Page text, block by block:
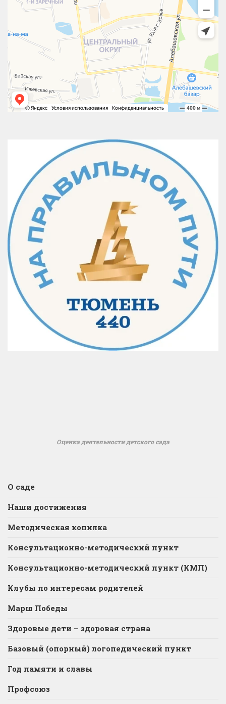
Оценка деятельности детского сада
О саде
Наши достижения
Методическая копилка
Консультационно-методический пункт
Консультационно-методический пункт (КМП)
Клубы по интересам родителей
Марш Победы
Здоровые дети – здоровая страна
Базовый (опорный) логопедический пункт
Год памяти и славы
Профсоюз